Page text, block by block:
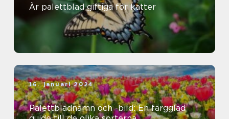
Är palettblad giftiga för katter
16. januari 2024
Palettbladnamn och -bild: En färgglad